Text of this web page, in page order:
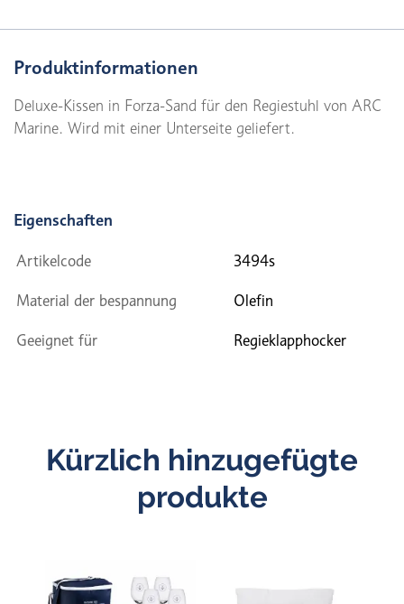
Produktinformationen
Deluxe-Kissen in Forza-Sand für den Regiestuhl von ARC
Marine. Wird mit einer Unterseite geliefert.
Eigenschaften
Artikelcode 3494s
Material der bespannung Olefin
Geeignet für Regieklapphocker
Kürzlich hinzugefügte
produkte